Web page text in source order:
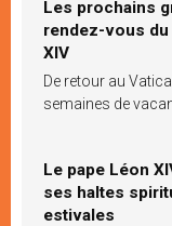
Les prochains
rendez-vous du
XIV
De retour au
semaines de
Le pape Léon
ses haltes
estivales